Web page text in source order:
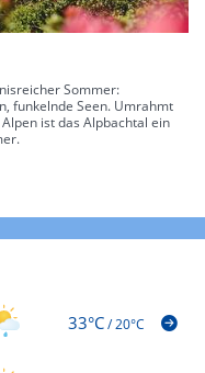
Sommer:
funkelnde Seen. Umrahmt
ist das Alpbachtal ein
33°C/20°C